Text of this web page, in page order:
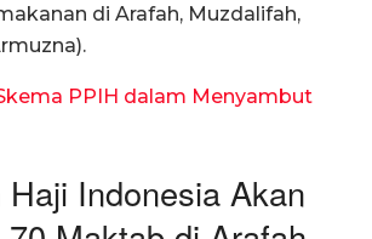
di Arafah, Muzdalifah,
PPIH dalam Menyambut
Indonesia Akan